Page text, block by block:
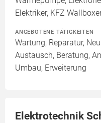
Elektriker, KFZ
ANGEBOTENE TÄTIGKEITEN
Wartung, Reparatur,
Austausch, Beratung,
Umbau, Erweiterung
Elektrotechnik